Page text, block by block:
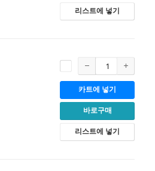
리스트에 넣기
카트에 넣기
바로구매
리스트에 넣기